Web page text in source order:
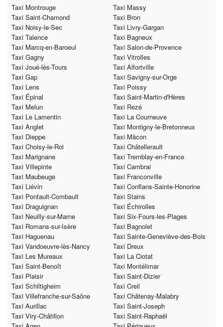
Taxi Montrouge
Taxi Massy
Taxi Saint-Chamond
Taxi Bron
Taxi Noisy-le-Sec
Taxi Livry-Gargan
Taxi Talence
Taxi Bagneux
Taxi Marcq-en-Baroeul
Taxi Salon-de-Provence
Taxi Gagny
Taxi Vitrolles
Taxi Joué-lès-Tours
Taxi Alfortville
Taxi Gap
Taxi Savigny-sur-Orge
Taxi Lens
Taxi Poissy
Taxi Épinal
Taxi Saint-Martin-d'Hères
Taxi Melun
Taxi Rezé
Taxi Le Lamentin
Taxi La Courneuve
Taxi Anglet
Taxi Montigny-le-Bretonneux
Taxi Dieppe
Taxi Mâcon
Taxi Choisy-le-Roi
Taxi Châtellerault
Taxi Marignane
Taxi Tremblay-en-France
Taxi Villepinte
Taxi Cambrai
Taxi Maubeuge
Taxi Franconville
Taxi Liévin
Taxi Conflans-Sainte-Honorine
Taxi Pontault-Combault
Taxi Stains
Taxi Draguignan
Taxi Échirolles
Taxi Neuilly-sur-Marne
Taxi Six-Fours-les-Plages
Taxi Romans-sur-Isère
Taxi Bagnolet
Taxi Haguenau
Taxi Sainte-Geneviève-des-Bois
Taxi Vandoeuvre-lès-Nancy
Taxi Dreux
Taxi Les Mureaux
Taxi La Ciotat
Taxi Saint-Benoît
Taxi Montélimar
Taxi Plaisir
Taxi Saint-Dizier
Taxi Schiltigheim
Taxi Creil
Taxi Villefranche-sur-Saône
Taxi Châtenay-Malabry
Taxi Aurillac
Taxi Saint-Joseph
Taxi Viry-Châtillon
Taxi Saint-Raphaël